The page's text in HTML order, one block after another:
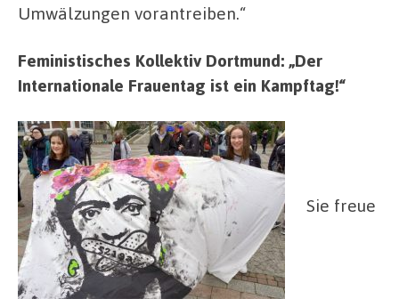
Umwälzungen vorantreiben.“
Feministisches Kollektiv Dortmund: „Der
Internationale Frauentag ist ein Kampftag!“
Sie freue